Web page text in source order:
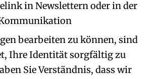
in Newslettern oder in der
bearbeiten zu können, sind
Ihre Identität sorgfältig zu
Sie Verständnis, dass wir